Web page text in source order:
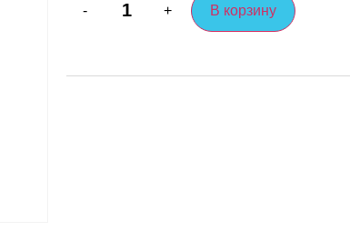
- + В корзину